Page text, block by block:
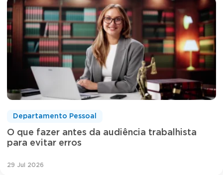
O que fazer antes da audiência trabalhista
para evitar erros
Departamento Pessoal
29 Jul 2026